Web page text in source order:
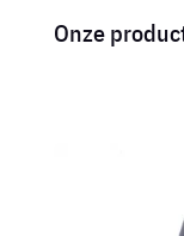
Onze